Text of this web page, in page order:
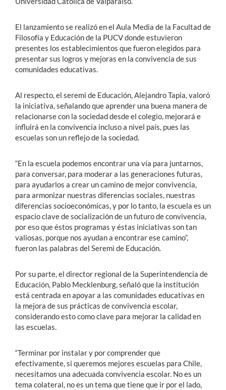
El lanzamiento se realizó en el Aula Media de la Facultad de
Filosofía y Educación de la PUCV donde estuvieron
presentes los establecimientos que fueron elegidos para
presentar sus logros y mejoras en la convivencia de sus
comunidades educativas.
Al respecto, el seremi de Educación, Alejandro Tapia, valoró
la iniciativa, señalando que aprender una buena manera de
relacionarse con la sociedad desde el colegio, mejorará e
influirá en la convivencia incluso a nivel país, pues las
escuelas son un reflejo de la sociedad.
“En la escuela podemos encontrar una vía para juntarnos,
para conversar, para moderar a las generaciones futuras,
para ayudarlos a crear un camino de mejor convivencia,
para armonizar nuestras diferencias sociales, nuestras
diferencias socioeconómicas, y por lo tanto, la escuela es un
espacio clave de socialización de un futuro de convivencia,
por eso que éstos programas y éstas iniciativas son tan
valiosas, porque nos ayudan a encontrar ese camino”,
fueron las palabras del Seremi de Educación.
Por su parte, el director regional de la Superintendencia de
Educación, Pablo Mecklenburg, señaló que la institución
está centrada en apoyar a las comunidades educativas en
la mejora de sus prácticas de convivencia escolar,
considerando esto como clave para mejorar la calidad en
las escuelas.
“Terminar por instalar y por comprender que
efectivamente, si queremos mejores escuelas para Chile,
necesitamos una adecuada convivencia escolar. No es un
tema colateral, no es un tema que tiene que ir por el lado,